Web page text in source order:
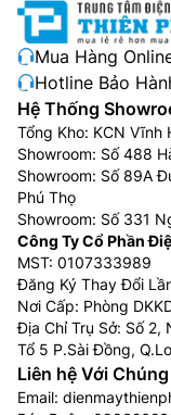
Mua Hàng
Hotline Bảo
Hệ Thống
Tổng Kho: KCN Vĩnh
Showroom: Số 488
Showroom: Số 89A
Phú Thọ
Showroom: Số 331
Công Ty Cổ Phần
MST: 0107333989
Đăng Ký Thay Đổi
Nơi Cấp: Phòng
Địa Chỉ Trụ Sở: Số 2,
Tổ 5 P.Sài Đồng,
Liên hệ Với
Email: